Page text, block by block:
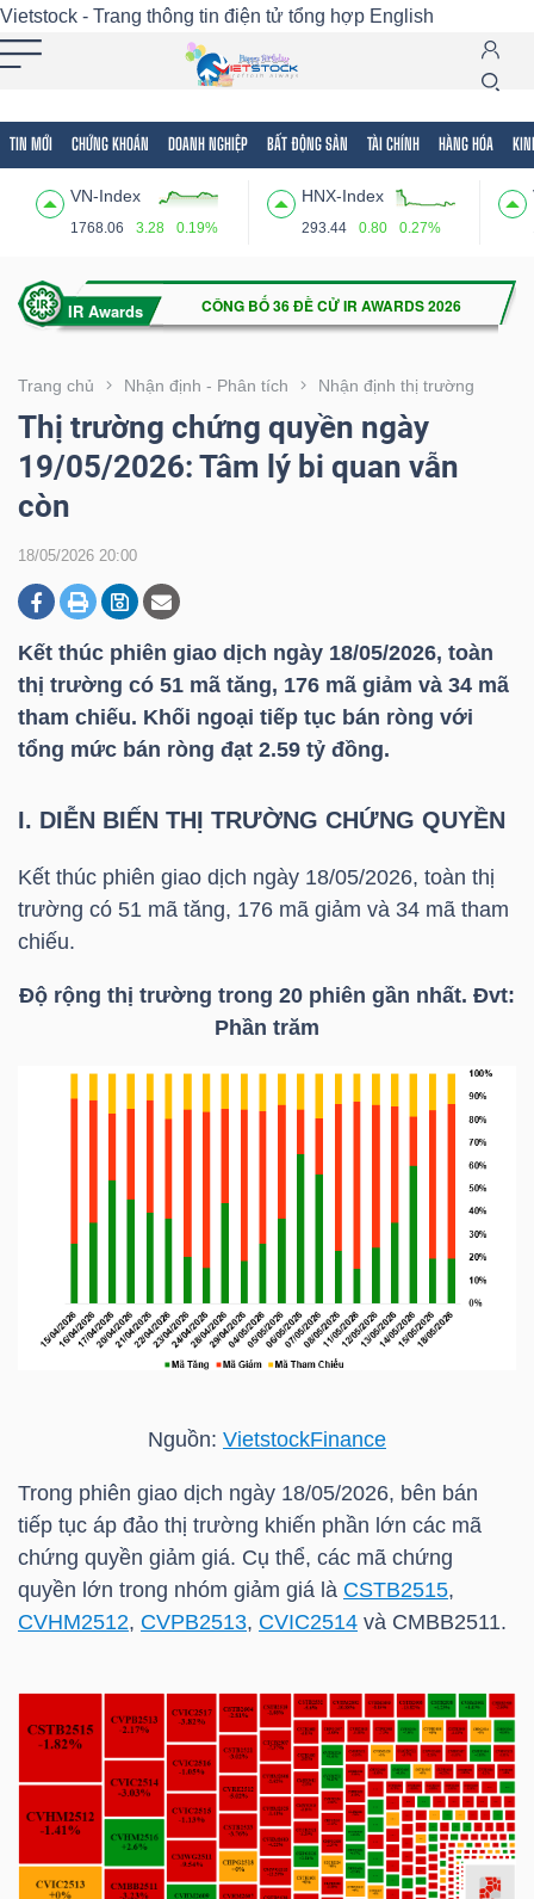
Vietstock - Trang thông tin điện tử tổng hợp English
TIN MỚI CHỨNG KHOÁN DOANH NGHIỆP BẤT ĐỘNG SẢN TÀI CHÍNH HÀNG HÓA
VN-Index
1768.06 3.28 0.19%
HNX-Index
293.44 0.80 0.27%
Trang chủ Nhận định - Phân tích Nhận định thị trường
Thị trường chứng quyền ngày
19/05/2026: Tâm lý bi quan vẫn
còn
18/05/2026 20:00
Kết thúc phiên giao dịch ngày 18/05/2026, toàn
thị trường có 51 mã tăng, 176 mã giảm và 34 mã
tham chiếu. Khối ngoại tiếp tục bán ròng với
tổng mức bán ròng đạt 2.59 tỷ đồng.
I. DIỄN BIẾN THỊ TRƯỜNG CHỨNG QUYỀN
Kết thúc phiên giao dịch ngày 18/05/2026, toàn thị
trường có 51 mã tăng, 176 mã giảm và 34 mã tham
chiếu.
Độ rộng thị trường trong 20 phiên gần nhất. Đvt:
Phần trăm
Nguồn: VietstockFinance
Trong phiên giao dịch ngày 18/05/2026, bên bán
tiếp tục áp đảo thị trường khiến phần lớn các mã
chứng quyền giảm giá. Cụ thể, các mã chứng
quyền lớn trong nhóm giảm giá là CSTB2515,
CVHM2512, CVPB2513, CVIC2514 và CMBB2511.
Tất cả Tính năng Ngành Mã chứng khoán
Tính
(-)
VIETSTOCK
CHỨNG
KHOÁN
DOANH
NGHIỆP
BẤT
SẢN
TÀI
ĐÔNG
DƯƠNG
CHÍNH
CÁ
PHÂN